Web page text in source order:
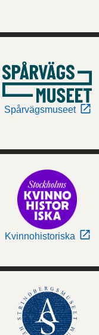
Spårvägsmuseet
Kvinnohistoriska